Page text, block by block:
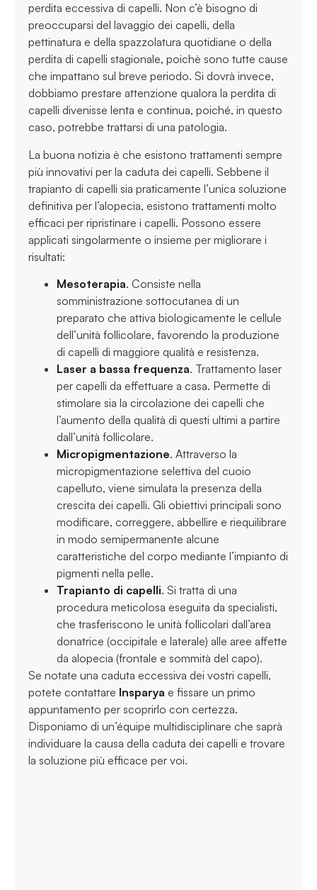
perdita eccessiva di capelli. Non c’è bisogno di
preoccuparsi del lavaggio dei capelli, della
pettinatura e della spazzolatura quotidiane o della
perdita di capelli stagionale, poichè sono tutte cause
che impattano sul breve periodo. Si dovrà invece,
dobbiamo prestare attenzione qualora la perdita di
capelli divenisse lenta e continua, poiché, in questo
caso, potrebbe trattarsi di una patologia.
La buona notizia è che esistono trattamenti sempre
più innovativi per la caduta dei capelli. Sebbene il
trapianto di capelli sia praticamente l’unica soluzione
definitiva per l’alopecia, esistono trattamenti molto
efficaci per ripristinare i capelli. Possono essere
applicati singolarmente o insieme per migliorare i
risultati:
Mesoterapia. Consiste nella
somministrazione sottocutanea di un
preparato che attiva biologicamente le cellule
dell’unità follicolare, favorendo la produzione
di capelli di maggiore qualità e resistenza.
Laser a bassa frequenza. Trattamento laser
per capelli da effettuare a casa. Permette di
stimolare sia la circolazione dei capelli che
l’aumento della qualità di questi ultimi a partire
dall’unità follicolare.
Micropigmentazione. Attraverso la
micropigmentazione selettiva del cuoio
capelluto, viene simulata la presenza della
crescita dei capelli. Gli obiettivi principali sono
modificare, correggere, abbellire e riequilibrare
in modo semipermanente alcune
caratteristiche del corpo mediante l’impianto di
pigmenti nella pelle.
Trapianto di capelli. Si tratta di una
procedura meticolosa eseguita da specialisti,
che trasferiscono le unità follicolari dall’area
donatrice (occipitale e laterale) alle aree affette
da alopecia (frontale e sommità del capo).
Se notate una caduta eccessiva dei vostri capelli,
potete contattare Insparya e fissare un primo
appuntamento per scoprirlo con certezza.
Disponiamo di un’équipe multidisciplinare che saprà
individuare la causa della caduta dei capelli e trovare
la soluzione più efficace per voi.